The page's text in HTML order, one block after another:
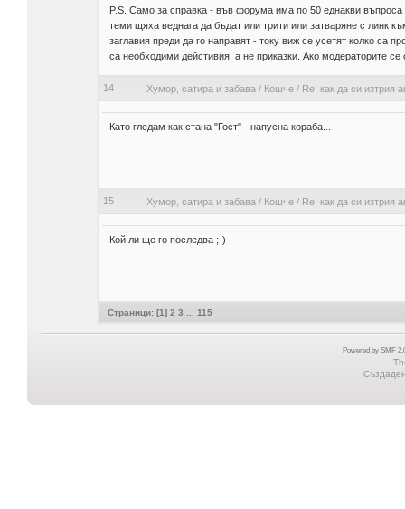
P.S. Само за справка - във форума има по 50 еднакви
теми щяха веднага да бъдат или трити или затваряне с линк
заглавия преди да го направят - току виж се усетят колко са
са необходими дейстивия, а не приказки. Ако модераторите
14 Хумор, сатира и забава / Кошче/ Re: как да си изтрия
Като гледам как стана "Гост" - напусна кораба...
15 Хумор, сатира и забава / Кошче/ Re: как да си изтрия
Кой ли ще го последва ;-)
Страници: [1] 2 3 115
Powered by SMF